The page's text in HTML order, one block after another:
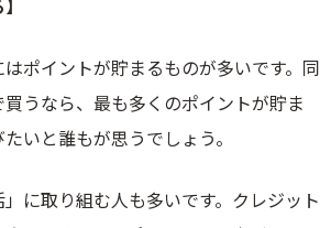
ポイントが貯まるものが多いです。同
うなら、最も多くのポイントが貯ま
いと誰もが思うでしょう。
に取り組む人も多いです。クレジット